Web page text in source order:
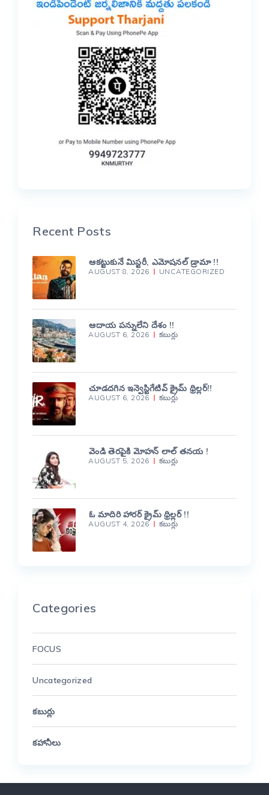
Recent Posts
ఆకట్టుకునే మిస్టరీ, ఎమోషనల్ డ్రామా !!
AUGUST 8, 2026 UNCATEGORIZED
ఆదాయ పన్నులేని దేశం !!
AUGUST 6, 2026 కబుర్లు
చూడదగిన ఇన్వెస్టిగేటివ్ క్రైమ్ థ్రిల్లర్!!
AUGUST 6, 2026 కబుర్లు
వెండి తెరపైకి మోహన్ లాల్ తనయ !
AUGUST 5, 2026 కబుర్లు
ఓ మాదిరి హారర్ క్రైమ్ థ్రిల్లర్ !!
AUGUST 4, 2026 కబుర్లు
Categories
FOCUS
Uncategorized
కబుర్లు
కహానీలు